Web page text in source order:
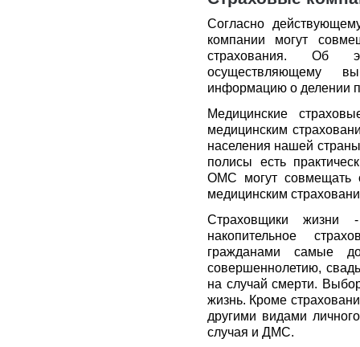
Согласно
компании могут
страхования. Об
осуществляющему
информацию о делении
Медицинские
медицинским
населения нашей
полисы есть
ОМС могут совмещать
медицинским
Страховщики жизни
накопительное
гражданами самые
совершеннолетию,
на случай смерти.
жизнь. Кроме
другими видами
случая и ДМС.